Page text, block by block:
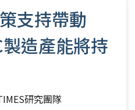
支持帶動
造產能將持
研究團隊